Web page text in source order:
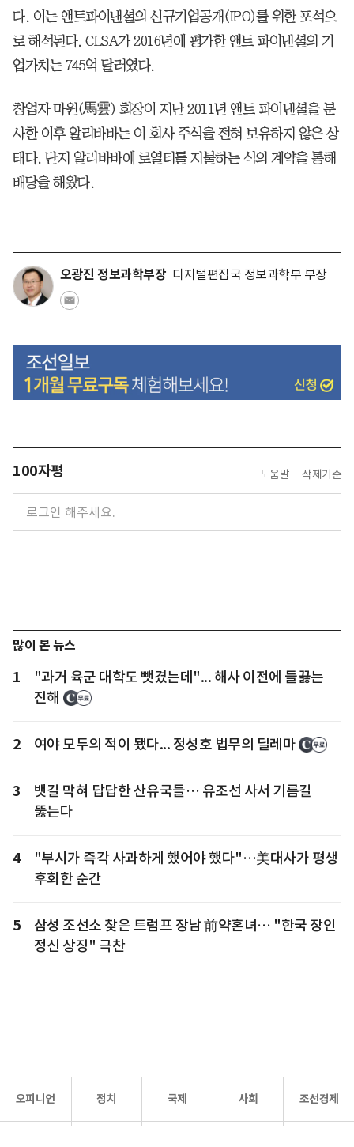
다. 이는 앤트파이낸셜의 신규기업공개(IPO)를 위한 포석으
로 해석된다. CLSA가 2016년에 평가한 앤트 파이낸셜의 기
업가치는 745억 달러였다.
창업자 마윈(馬雲) 회장이 지난 2011년 앤트 파이낸셜을 분
사한 이후 알리바바는 이 회사 주식을 전혀 보유하지 않은 상
태다. 단지 알리바바에 로열티를 지불하는 식의 계약을 통해
배당을 해왔다.
오광진 정보과학부장 디지털편집국 정보과학부 부장
100자평 도움말 삭제기준
많이 본 뉴스
1
"과거 육군 대학도 뺏겼는데"... 해사 이전에 들끓는
진해
2 여야 모두의 적이 됐다... 정성호 법무의 딜레마
3
뱃길 막혀 답답한 산유국들… 유조선 사서 기름길
뚫는다
4
"부시가 즉각 사과하게 했어야 했다"…美대사가 평생
후회한 순간
5
삼성 조선소 찾은 트럼프 장남 前약혼녀… "한국 장인
정신 상징" 극찬
오피니언 정치 국제 사회 조선경제